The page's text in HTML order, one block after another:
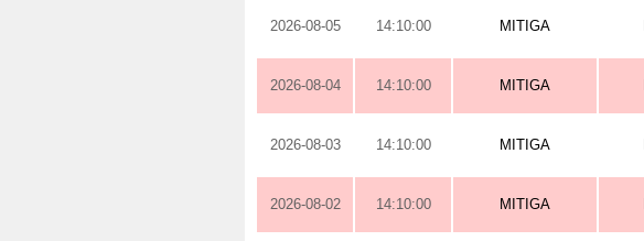
2026-08-05 14:10:00 MITIGA
2026-08-04 14:10:00 MITIGA
2026-08-03 14:10:00 MITIGA
2026-08-02 14:10:00 MITIGA